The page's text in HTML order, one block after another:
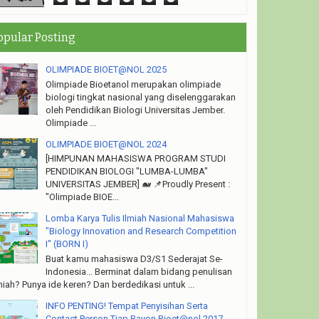
Posting
OLIMPIADE BIOET@NOL 2025
Olimpiade Bioetanol merupakan olimpiade
biologi tingkat nasional yang diselenggarakan
oleh Pendidikan Biologi Universitas Jember.
Olimpiade ...
OLIMPIADE BIOET@NOL 2024
[HIMPUNAN MAHASISWA PROGRAM STUDI
PENDIDIKAN BIOLOGI "LUMBA-LUMBA"
UNIVERSITAS JEMBER] 🐋 📌Proudly Present :
"Olimpiade BIOE...
Lomba Karya Tulis Ilmiah Nasional Mahasiswa
"Biology Innovation and Research Competition
I" (BORN I)
Buat kamu mahasiswa D3/S1 Sederajat Se-
Indonesia... Berminat dalam bidang penulisan
Punya ide keren? Dan berdedikasi untuk ...
INFO PENTING! Tempat Penyisihan Serta